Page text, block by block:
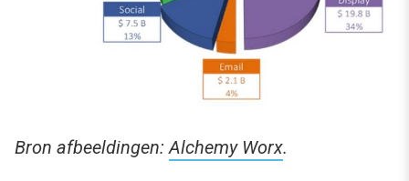
Bron afbeeldingen: Alchemy Worx.